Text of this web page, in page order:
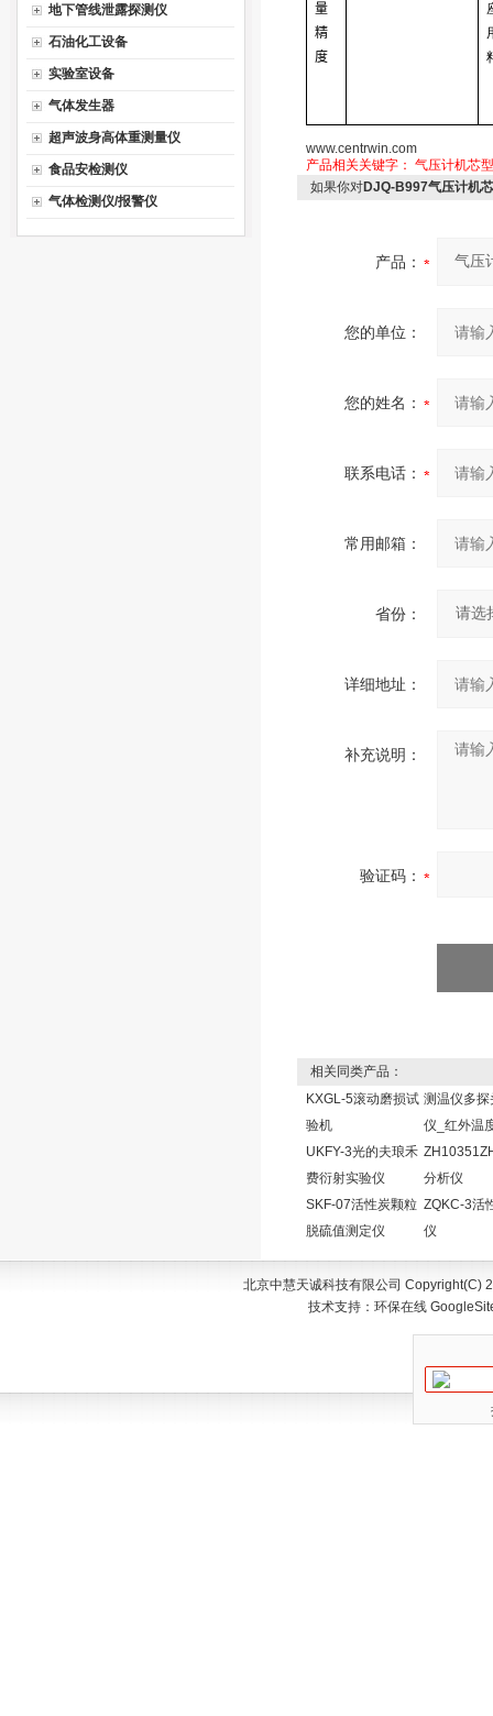
地下管线泄露探测仪
石油化工设备
实验室设备
气体发生器
超声波身高体重测量仪
食品安检测仪
气体检测仪/报警仪
量
精
度
www.centrwin.com
产品相关关键字： 气压计机芯
如果你对DJQ-B997气压计机
产品：
您的单位：
您的姓名：
联系电话：
常用邮箱：
省份：
详细地址：
补充说明：
验证码：
相关同类产品：
KXGL-5滚动磨损试
验机
测温仪多
仪_红外温
UKFY-3光的夫琅禾
费衍射实验仪
分析仪
SKF-07活性炭颗粒
脱硫值测定仪
ZQKC-3活
仪
北京中慧天诚科技有限公司
技术支持： 环保在线